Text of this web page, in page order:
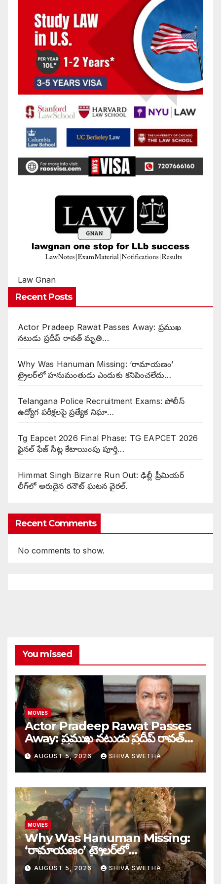
Law Gnan
Recent Posts
Actor Pradeep Rawat Passes Away: ప్రముఖ
నటుడు ప్రదీప్ రావత్ మృతి…
Why Was Hanuman Missing: ‘రామాయణం’
ట్రైలర్‌లో హనుమంతుడు ఎందుకు కనిపించలేదు…
Telangana Police Recruitment Exams: పోలీస్
ఉద్యోగ పరీక్షలపై ప్రత్యేక నిఘా…
Tg Eapcet 2026 Final Phase: TG EAPCET 2026
ఫైనల్ ఫేజ్ సీట్ల కేటాయింపు పూర్తి…
Himmat Singh Bizarre Run Out: ఢిల్లీ ప్రీమియర్
లీగ్‌లో అరుదైన రనౌట్ ఘటన వైరల్.
Recent Comments
No comments to show.
You missed
MOVIES
Actor Pradeep Rawat Passes
Away: ప్రముఖ నటుడు ప్రదీప్ రావత్
మృతి…
AUGUST 5, 2026 SHIVA SWETHA
MOVIES
Why Was Hanuman Missing:
‘రామాయణం’ ట్రైలర్‌లో
హనుమంతుడు ఎందుకు కనిపించలేదు…
AUGUST 5, 2026 SHIVA SWETHA